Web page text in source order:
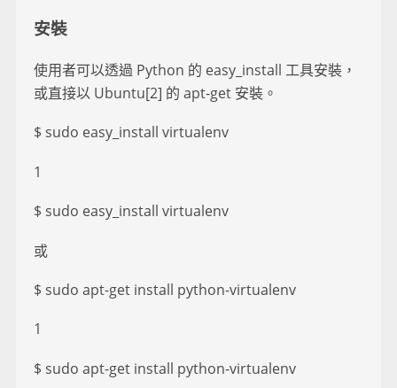
安裝
使用者可以透過 Python 的 easy_install 工具安裝，
或直接以 Ubuntu[2] 的 apt-get 安裝。
$ sudo easy_install virtualenv
1
$ sudo easy_install virtualenv
或
$ sudo apt-get install python-virtualenv
1
$ sudo apt-get install python-virtualenv